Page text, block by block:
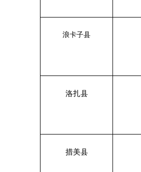
浪卡子县
洛扎县
措美县